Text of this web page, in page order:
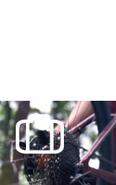
Toute l'offre